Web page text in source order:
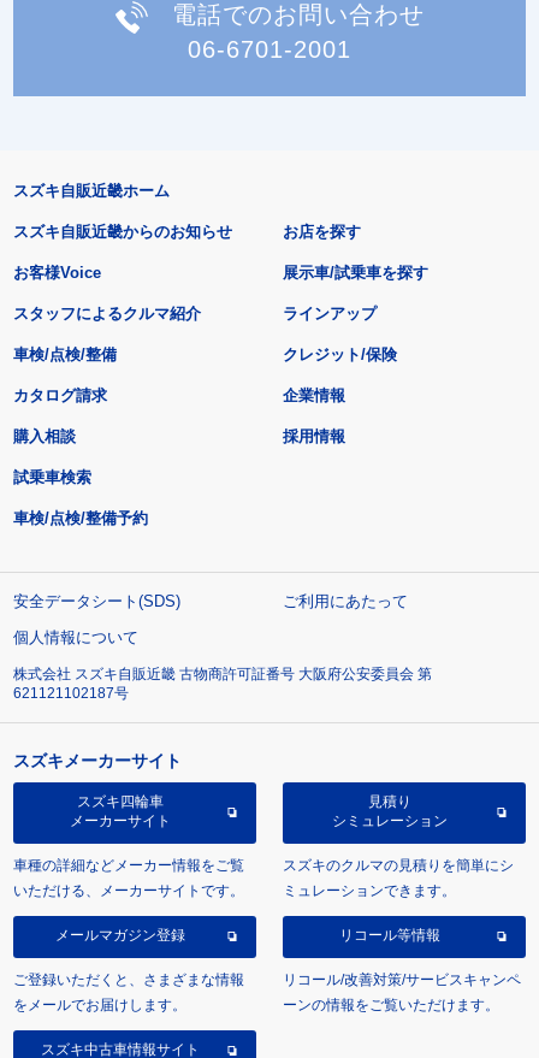
電話でのお問い合わせ
06-6701-2001
スズキ自販近畿ホーム
スズキ自販近畿からのお知らせ
お客様Voice
スタッフによるクルマ紹介
お店を探す
展示車/試乗車を探す
ラインアップ
車検/点検/整備 クレジット/保険
カタログ請求
購入相談
試乗車検索
車検/点検/整備予約
企業情報
採用情報
安全データシート(SDS)
ご利用にあたって
個人情報について
株式会社 スズキ自販近畿 古物商許可証番号 大阪府公安委員会 第
621121102187号
スズキメーカーサイト
スズキ四輪車
メーカーサイト
車種の詳細などメーカー情報をご覧
いただける、メーカーサイトです。
見積り
シミュレーション
スズキのクルマの見積りを簡単にシ
ミュレーションできます。
メールマガジン登録
ご登録いただくと、さまざまな情報
をメールでお届けします。
リコール等情報
リコール/改善対策/サービスキャンペ
ーンの情報をご覧いただけます。
スズキ中古車情報サイト